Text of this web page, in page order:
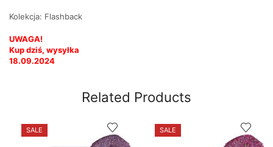
Kolekcja: Flashback
UWAGA!
Kup dziś, wysyłka
18.09.2024
Related Products
SALE SALE